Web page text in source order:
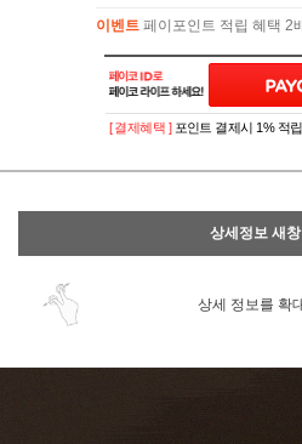
이벤트 페이포인트 적립 혜택 2
이벤트페이포인트 적립 혜택 2
[ 결제혜택 ] 포인트 결제시 1% 적
상세정보 새
상세 정보를 확